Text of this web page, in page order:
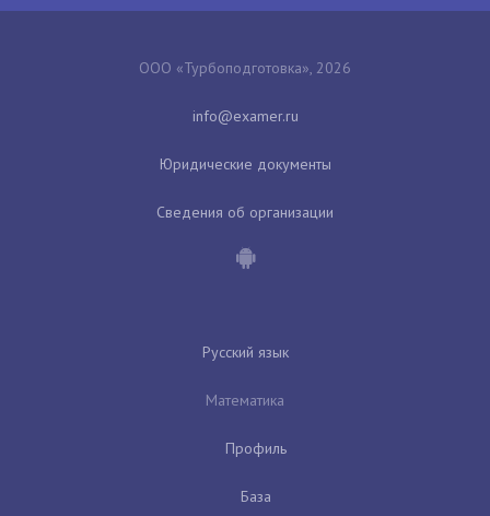
ООО «Турбоподготовка», 2026
Юридические документы
Сведения об организации
Русский язык
Математика
Профиль
База